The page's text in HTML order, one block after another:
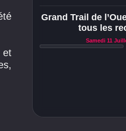
et
Grand Trail de
tous les
Samedi 11